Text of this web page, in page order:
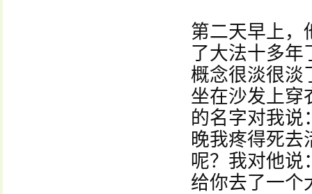
第二天早上，
了大法十多年
概念很淡很淡
坐在沙发上穿
的名字对我说
晚我疼得死去
呢？我对他说
给你去了一个